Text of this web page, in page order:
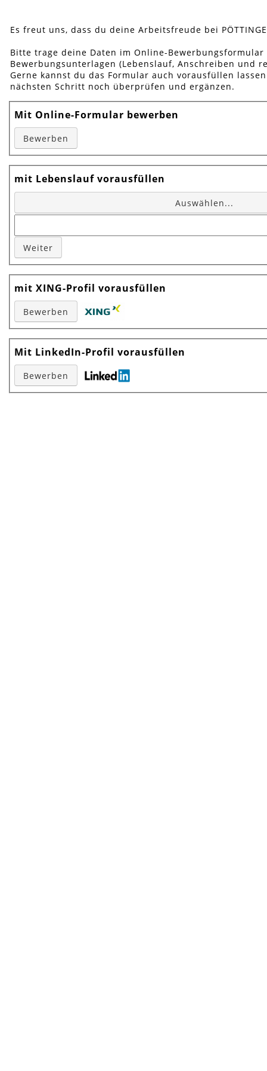
Es freut uns, dass du deine Arbeitsfreude bei
Bitte trage deine Daten im Online-
Bewerbungsunterlagen (Lebenslauf, Anschreiben und
Gerne kannst du das Formular auch vorausfüllen
nächsten Schritt noch überprüfen und ergänzen.
Mit Online-Formular bewerben
mit Lebenslauf vorausfüllen
mit XING-Profil vorausfüllen
Mit LinkedIn-Profil vorausfüllen